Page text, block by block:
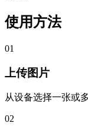
使用方法
01
上传图片
从设备选择一张或多
02